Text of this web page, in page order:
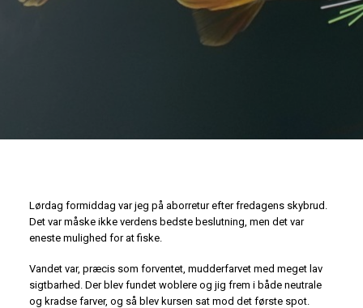
Lørdag formiddag var jeg på aborretur efter fredagens skybrud.
Det var måske ikke verdens bedste beslutning, men det var
eneste mulighed for at fiske.
Vandet var, præcis som forventet, mudderfarvet med meget lav
sigtbarhed. Der blev fundet woblere og jig frem i både neutrale
og kradse farver, og så blev kursen sat mod det første spot.